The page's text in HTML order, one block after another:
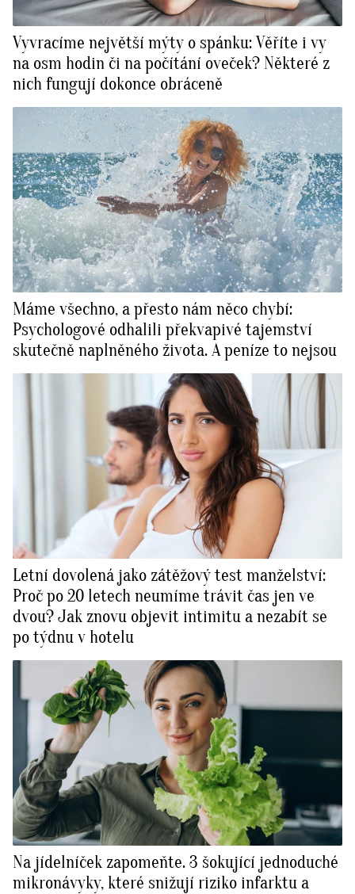
Vyvracíme největší mýty o spánku: Věříte i vy
na osm hodin či na počítání oveček? Některé z
nich fungují dokonce obráceně
Máme všechno, a přesto nám něco chybí:
Psychologové odhalili překvapivé tajemství
skutečně naplněného života. A peníze to nejsou
Letní dovolená jako zátěžový test manželství:
Proč po 20 letech neumíme trávit čas jen ve
dvou? Jak znovu objevit intimitu a nezabít se
po týdnu v hotelu
Na jídelníček zapomeňte. 3 šokující jednoduché
mikronávyky, které snižují riziko infarktu a